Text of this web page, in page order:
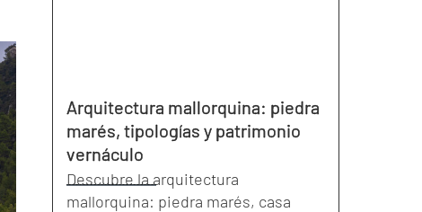
Arquitectura mallorquina: piedra
marés, tipologías y patrimonio
vernáculo
Descubre la arquitectura
mallorquina: piedra marés, casa